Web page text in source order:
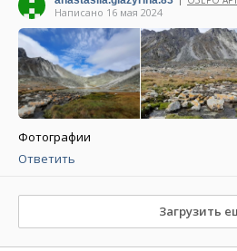
Написано 16 мая 2024
Фотографии
Ответить
Загрузить